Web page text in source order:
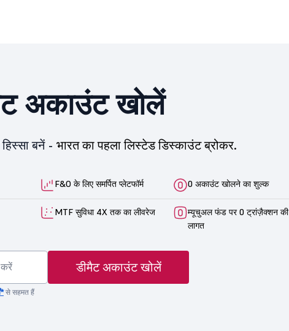
अकाउंट खोलें
बनें - भारत का पहला लिस्टेड डिस्काउंट ब्रोकर.
F&O के लिए समर्पित प्लेटफॉर्म 0 अकाउंट खोलने का शुल्क
MTF सुविधा 4X तक का लीवरेज
म्यूचुअल फंड पर 0 ट्रांज़ैक्शन की
लागत
डीमैट अकाउंट खोलें
से सहमत हैं